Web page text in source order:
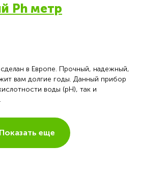
Ph метр
в Европе. Прочный, надежный,
вам долгие годы. Данный прибор
воды (pH), так и
Показать еще